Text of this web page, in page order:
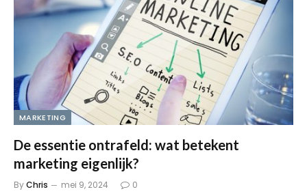
MARKETING
De essentie ontrafeld: wat betekent
marketing eigenlijk?
ByChris mei 9, 2024 0